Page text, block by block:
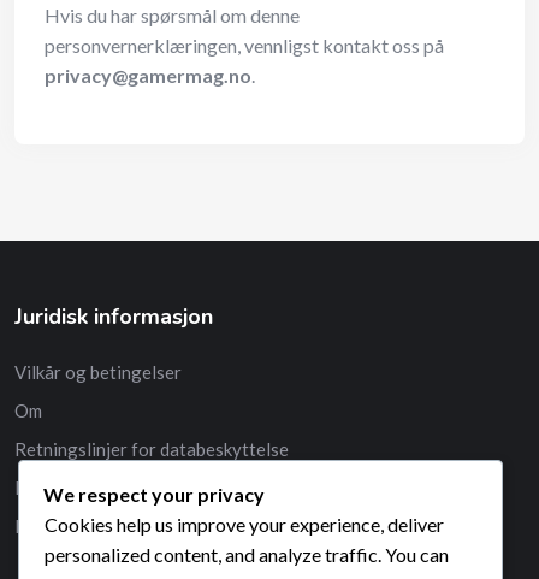
Hvis du har spørsmål om denne
personvernerklæringen, vennligst kontakt oss på
privacy@gamermag.no.
Juridisk informasjon
Vilkår og betingelser
Om
Retningslinjer for databeskyttelse
Kontakt oss
Innstillinger for informasjonskapsler
We respect your privacy
Cookies help us improve your experience, deliver
personalized content, and analyze traffic. You can